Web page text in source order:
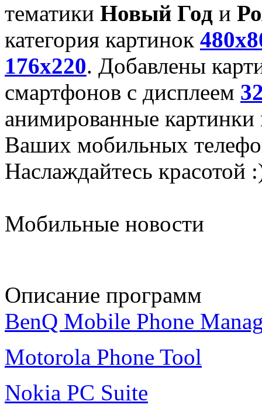
тематики Новый Год и
категория картинок
176x220. Добавлены
смартфонов с дисплеем
анимированные картинки
Ваших мобильных
Наслаждайтесь красотой
Мобильные новости
Описание программ
BenQ Mobile Phone
Motorola Phone Tool
Nokia PC Suite